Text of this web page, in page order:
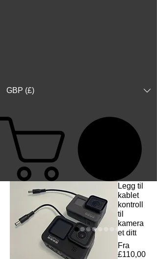
GBP (£)
Legg til
kablet
kontroll
til
kamera
et ditt
Fra
£110,00